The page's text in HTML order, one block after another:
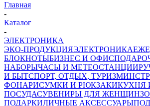
Главная
-
Каталог
-
ЭЛЕКТРОНИКА
ЭКО-ПРОДУКЦИЯЭЛЕКТРОНИКА
БЛОКНОТЫБИЗНЕС И ОФИС
НАБОРЫЧАСЫ И МЕТЕОСТАНЦИИ
И БЫТСПОРТ, ОТДЫХ, ТУРИЗМ
ФОНАРИСУМКИ И РЮКЗАКИКУХНЯ
ПОСУДАСУВЕНИРЫ ДЛЯ ЖЕНЩИН
ПОДАРКИЛИЧНЫЕ АКСЕССУАРЫ